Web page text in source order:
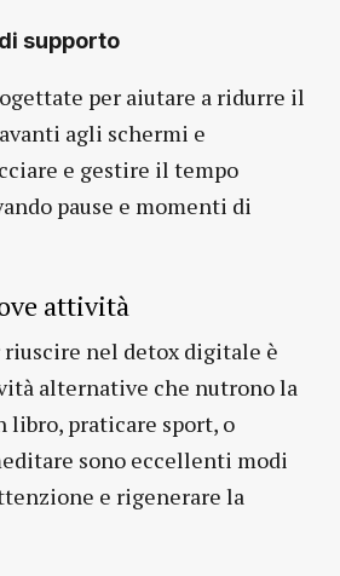
supporto
per aiutare a ridurre il
agli schermi e
e gestire il tempo
pause e momenti di
attività
riuscire nel detox digitale è
alternative che nutrono la
libro, praticare sport, o
sono eccellenti modi
e rigenerare la